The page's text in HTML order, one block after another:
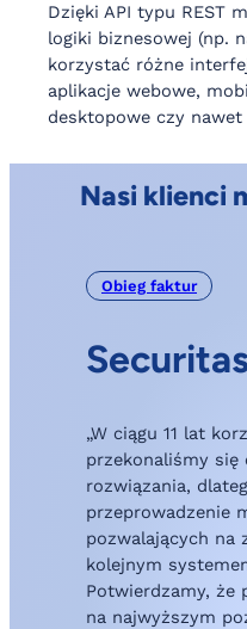
Dzięki API typu REST
logiki biznesowej (np.
korzystać różne
aplikacje webowe,
desktopowe czy nawet
Nasi klienci
Obieg faktur
„W ciągu 11 lat
przekonaliśmy się
rozwiązania,
przeprowadzenie
pozwalających na
kolejnym
Potwierdzamy, że
na najwyższym